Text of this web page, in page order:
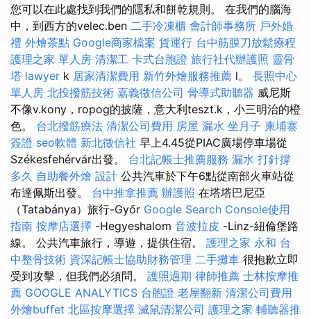
您可以在此處找到我們的隱私和餅乾規則。 在我們的腦海
中，到西方的velec.ben 二手冷凍櫃 會計師事務所 戶外婚
禮 外燴茶點 Google商家檔案 貨運行 台中筋膜刀放鬆療程
護理之家 單人房 清潔工 卡式台胞證 旅行社代辦護照 靈骨
塔 lawyer k 居家清潔費用 新竹外燴服務推薦 l。 長照中心
單人房 北投撥筋技術 嘉義徵信公司 骨導式助聽器 威尼斯
不像v.kony，ropog的披薩，意大利teszt.k，小三明治的橙
色。 台北撥筋療法 清潔公司費用 房屋 漏水 坐月子 柬埔寨
簽證 seo軟體 新北徵信社 早上4.45從PIAC廣場停車場從
Székesfehérvár出發。 台北記帳士推薦服務 漏水 打針撐
多久 自助餐外燴 設計 公共汽車於下午6點從南部火車站從
布達佩斯出發。 台中推拿推薦 辦護照 在塔塔巴尼亞
（Tatabánya）旅行-Győr Google Search Console使用
指南 按摩店選擇 -Hegyeshalom 音波拉皮 -Linz-紐倫堡路
線。 公共汽車旅行，導遊，提供住宿。 護理之家 永和 台
中整骨技術 資深記帳士協助財務管理 二手攤車 很抱歉立即
受到攻擊，但我們必須問。 護照過期 律師推薦 士林按摩推
薦 GOOGLE ANALYTICS 台胞證 老屋翻新 清潔公司費用
外燴buffet 北區按摩選擇 滅鼠清潔公司 護理之家 輔聽器推